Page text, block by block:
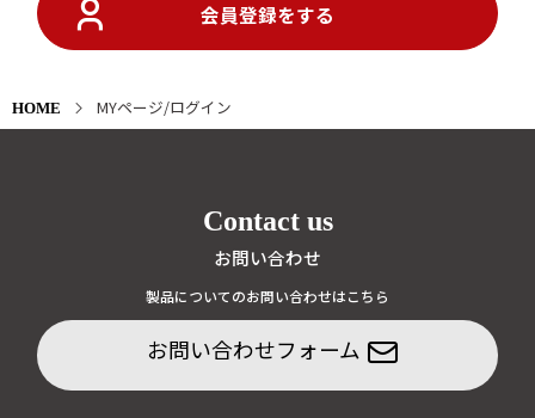
会員登録をする
HOME MYページ/ログイン
Contact us
お問い合わせ
製品についてのお問い合わせはこちら
お問い合わせフォーム